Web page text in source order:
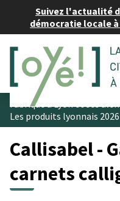
Suivez l'actualité
démocratie locale à
Fabriqué à Lyon et ses
Les produits lyonnais 2026
Callisabel -
carnets